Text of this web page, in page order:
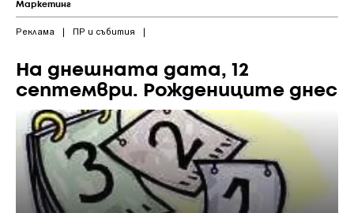
Маркетинг
Реклама | ПР и събития |
На днешната дата, 12
септември. Рождениците днес